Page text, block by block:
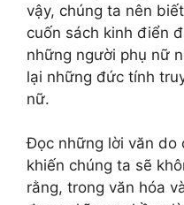
vậy, chúng ta nên
cuốn sách kinh điển
những người phụ nữ
lại những đức tính
nữ.
Đọc những lời văn do
khiến chúng ta sẽ
rằng, trong văn hóa